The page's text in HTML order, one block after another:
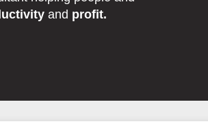
and profit.